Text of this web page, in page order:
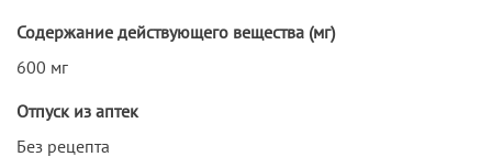
Содержание действующего вещества (мг)
600 мг
Отпуск из аптек
Без рецепта